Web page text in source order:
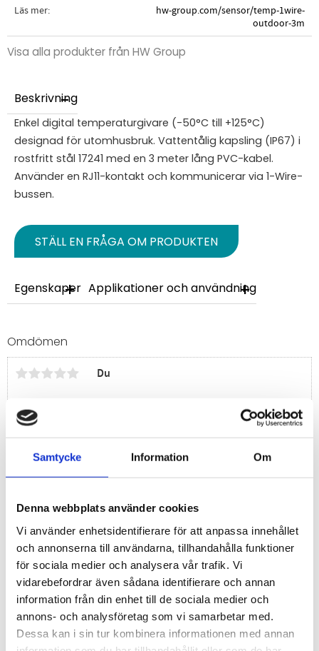
Samtycke Information Om
Denna webbplats använder cookies
Vi använder enhetsidentifierare för att anpassa innehållet
och annonserna till användarna, tillhandahålla funktioner
för sociala medier och analysera vår trafik. Vi
vidarebefordrar även sådana identifierare och annan
information från din enhet till de sociala medier och
annons- och analysföretag som vi samarbetar med.
Dessa kan i sin tur kombinera informationen med annan
Läs mer
hw-group.com/sensor/temp-1wire-
outdoor-3m
Visa alla produkter från HW Group
Beskrivning
Enkel digital temperaturgivare (-50°C till +125°C)
designad för utomhusbruk. Vattentålig kapsling (IP67) i
rostfritt stål 17241 med en 3 meter lång PVC-kabel.
Använder en RJ11-kontakt och kommunicerar via 1-Wire-
bussen.
STÄLL EN FRÅGA OM PRODUKTEN
Egenskaper Applikationer och användning
Omdömen
Du